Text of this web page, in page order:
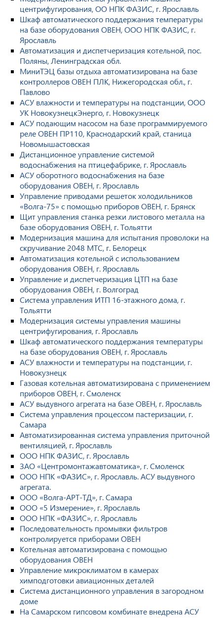
центрифугирования, ОО НПК ФАЗИС, г. Ярославль
Шкаф автоматического поддержания температуры
на базе оборудования ОВЕН, ООО НПК ФАЗИС, г.
Ярославль
Автоматизация и диспетчеризация котельной, пос.
Поляны, Ленинградская обл.
МиниТЭЦ базы отдыха автоматизирована на базе
контроллеров ОВЕН ПЛК, Нижегородская обл., г.
Павлово
АСУ влажности и температуры на подстанции, ООО
УК НовокузнецкЭнерго, г. Новокузнецк
АСУ подающим насосом на базе программируемого
реле ОВЕН ПР110, Краснодарский край, станица
Новомышастовская
Дистанционное управление системой
водоснабжения на птицефабрике, г. Ярославль
АСУ оборотного водоснабжения на базе
оборудования ОВЕН, г. Ярославль
Управление приводами решеток холодильников
«Волга-75» с помощью приборов ОВЕН, г. Брянск
Щит управления станка резки листового металла на
базе оборудования ОВЕН, г. Тольятти
Модернизация машина для испытания проволоки на
скручивание 2048 МТС, г. Белорецк
Автоматизация котельной с использованием
оборудования ОВЕН, г. Ярославль
Управление и диспетчеризация ЦТП на базе
оборудования ОВЕН, г. Волгоград
Система управления ИТП 16-этажного дома, г.
Тольятти
Модернизация системы управления машины
центрифугирования, г. Ярославль
Шкаф автоматического поддержания температуры
на базе оборудования ОВЕН, г. Ярославль
АСУ влажности и температуры на подстанции, г.
Новокузнецк
Газовая котельная автоматизирована с применением
приборов ОВЕН, г. Смоленск
АСУ выдувного агрегата на базе ОВЕН, г. Ярославль
Система управления процессом пастеризации, г.
Самара
Автоматизированная система управления приточной
вентиляцией, г. Ярославль
ООО НПК ФАЗИС, г. Ярославль
ЗАО «Центромонтажавтоматика», г. Смоленск
ООО НПК «ФАЗИС», г. Ярославль. АСУ выдувного
агрегата.
ООО «Волга-АРТ-ТД», г. Самара
ООО «5 Измерение», г. Ярославль
ООО НПК «ФАЗИС», г. Ярославль
Последовательность промывки фильтров
контролируется приборами ОВЕН
Котельная автоматизирована с помощью
оборудования ОВЕН
Управление микроклиматом в камерах
химподготовки авиационных деталей
Система дистанционного управления в загородном
доме
На Самарском гипсовом комбинате внедрена АСУ